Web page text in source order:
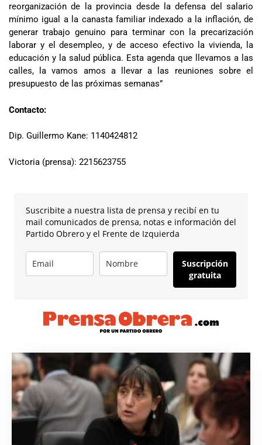
reorganización de la provincia desde la defensa del salario
mínimo igual a la canasta familiar indexado a la inflación, de
generar trabajo genuino para terminar con la precarización
laborar y el desempleo, y de acceso efectivo la vivienda, la
educación y la salud pública. Esta agenda que llevamos a las
calles, la vamos amos a llevar a las reuniones sobre el
presupuesto de las próximas semanas”
Contacto:
Dip. Guillermo Kane: 1140424812
Victoria (prensa): 2215623755
Suscribite a nuestra lista de prensa y recibí en tu
mail comunicados de prensa, notas e información del
Partido Obrero y el Frente de Izquierda
Suscripción
gratuita